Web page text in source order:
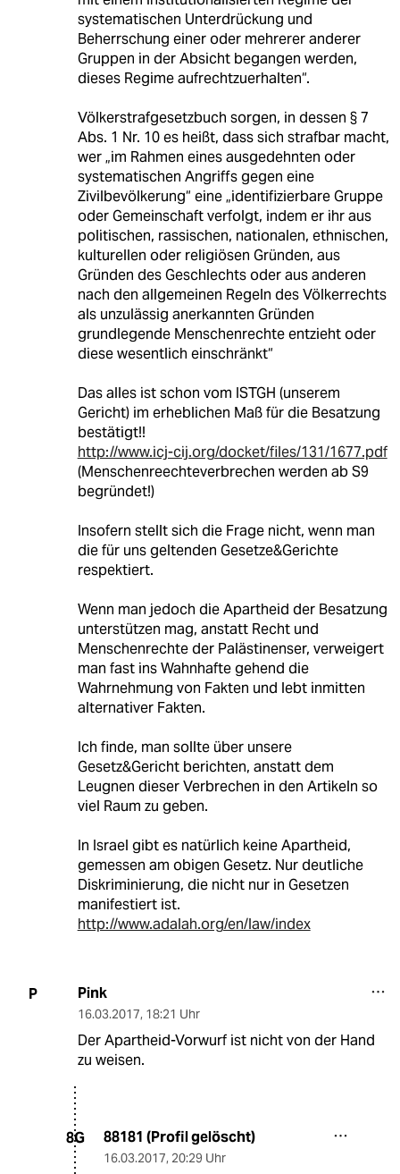
systematischen Unterdrückung und
Beherrschung einer oder mehrerer anderer
Gruppen in der Absicht begangen werden,
dieses Regime aufrechtzuerhalten“.
Völkerstrafgesetzbuch sorgen, in dessen § 7
Abs. 1 Nr. 10 es heißt, dass sich strafbar macht,
wer „im Rahmen eines ausgedehnten oder
systematischen Angriffs gegen eine
Zivilbevölkerung“ eine „identifizierbare Gruppe
oder Gemeinschaft verfolgt, indem er ihr aus
politischen, rassischen, nationalen, ethnischen,
kulturellen oder religiösen Gründen, aus
Gründen des Geschlechts oder aus anderen
nach den allgemeinen Regeln des Völkerrechts
als unzulässig anerkannten Gründen
grundlegende Menschenrechte entzieht oder
diese wesentlich einschränkt“
Das alles ist schon vom ISTGH (unserem
Gericht) im erheblichen Maß für die Besatzung
bestätigt!!
http://www.icj-cij.org/docket/files/131/1677.pdf
(Menschenreechteverbrechen werden ab S9
begründet!)
Insofern stellt sich die Frage nicht, wenn man
die für uns geltenden Gesetze&Gerichte
respektiert.
Wenn man jedoch die Apartheid der Besatzung
unterstützen mag, anstatt Recht und
Menschenrechte der Palästinenser, verweigert
man fast ins Wahnhafte gehend die
Wahrnehmung von Fakten und lebt inmitten
alternativer Fakten.
Ich finde, man sollte über unsere
Gesetz&Gericht berichten, anstatt dem
Leugnen dieser Verbrechen in den Artikeln so
viel Raum zu geben.
In Israel gibt es natürlich keine Apartheid,
gemessen am obigen Gesetz. Nur deutliche
Diskriminierung, die nicht nur in Gesetzen
manifestiert ist.
http://www.adalah.org/en/law/index
P Pink
16.03.2017, 18:21 Uhr
Der Apartheid-Vorwurf ist nicht von der Hand
zu weisen.
8G 88181 (Profil gelöscht)
16.03.2017, 20:29 Uhr